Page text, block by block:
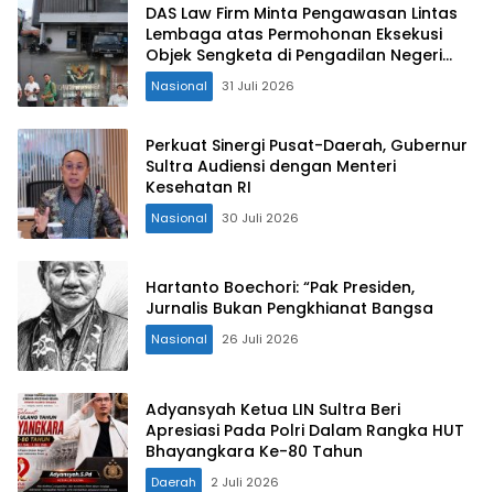
DAS Law Firm Minta Pengawasan Lintas
Lembaga atas Permohonan Eksekusi
Objek Sengketa di Pengadilan Negeri
Jakarta Selatan
Nasional 31 Juli 2026
Perkuat Sinergi Pusat-Daerah, Gubernur
Sultra Audiensi dengan Menteri
Kesehatan RI
Nasional 30 Juli 2026
Hartanto Boechori: “Pak Presiden,
Jurnalis Bukan Pengkhianat Bangsa
Nasional 26 Juli 2026
Adyansyah Ketua LIN Sultra Beri
Apresiasi Pada Polri Dalam Rangka HUT
Bhayangkara Ke-80 Tahun
Daerah 2 Juli 2026